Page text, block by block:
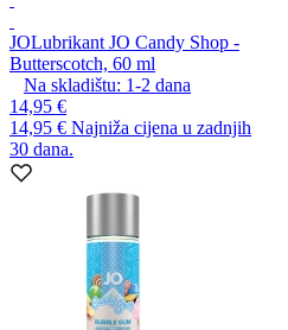
JOLubrikant JO Candy Shop -
Butterscotch, 60 ml
Na skladištu: 1-2 dana
14,95 €
14,95 € Najniža cijena u zadnjih
30 dana.